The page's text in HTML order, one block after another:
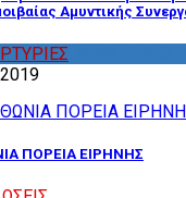
Αμυντικής
ΠΟΡΕΙΑ ΕΙΡΗΝΗΣ